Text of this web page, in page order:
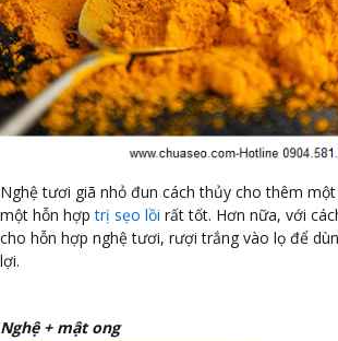
Nghệ tươi giã nhỏ đun cách thủy cho thêm
một hỗn hợp trị sẹo lồi rất tốt. Hơn nữa, với
cho hỗn hợp nghệ tươi, rượi trắng vào lọ để
lợi.
Nghệ + mật ong